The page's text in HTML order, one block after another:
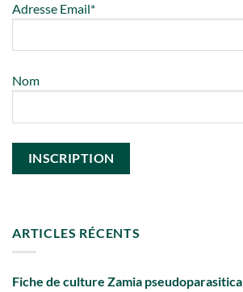
Adresse Email*
Nom
ARTICLES RÉCENTS
Fiche de culture Zamia pseudoparasitica